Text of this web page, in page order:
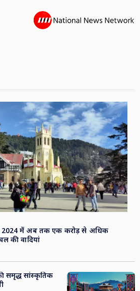
2024 में अब तक एक करोड़ से अधिक
की वादियां
समृद्ध सांस्कृतिक